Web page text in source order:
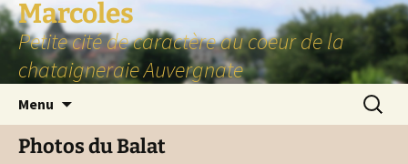
Aller
au
contenu
Marcoles
Petite cité de caractère au coeur de la
chataigneraie Auvergnate
Menu
Photos du Balat